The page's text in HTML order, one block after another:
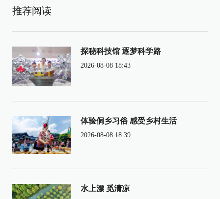
推荐阅读
探秘科技馆 逐梦科学路
2026-08-08 18:43
体验侗乡习俗 感受乡村生活
2026-08-08 18:39
水上漂 觅清凉